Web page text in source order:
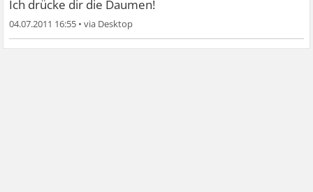
Ich drücke dir die Daumen!
04.07.2011 16:55 •